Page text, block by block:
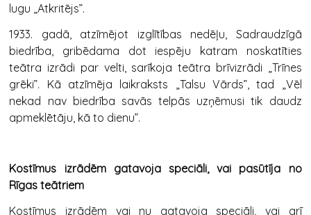
lugu „Atkritējs”.
1933. gadā, atzīmējot izglītības nedēļu, Sadraudzīgā
biedrība, gribēdama dot iespēju katram noskatīties
teātra izrādi par velti, sarīkoja teātra brīvizrādi „Trīnes
grēki”. Kā atzīmēja laikraksts „Talsu Vārds”, tad „Vēl
nekad nav biedrība savās telpās uzņēmusi tik daudz
apmeklētāju, kā to dienu”.
Kostīmus izrādēm gatavoja speciāli, vai pasūtīja no
Rīgas teātriem
Kostīmus izrādēm vai nu gatavoja speciāli, vai arī